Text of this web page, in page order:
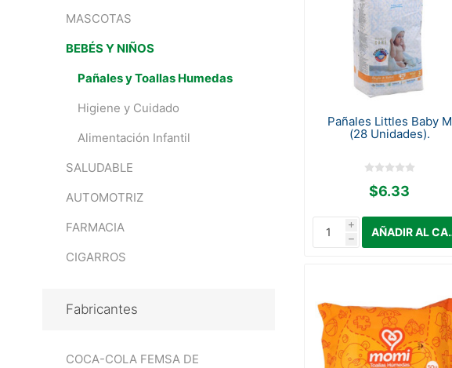
Pañales Littles Baby M
(28 Unidades).
$6.33
i
h
MASCOTAS
BEBÉS Y NIÑOS
Pañales y Toallas Humedas
Higiene y Cuidado
Alimentación Infantil
SALUDABLE
AUTOMOTRIZ
FARMACIA
CIGARROS
Fabricantes
COCA-COLA FEMSA DE